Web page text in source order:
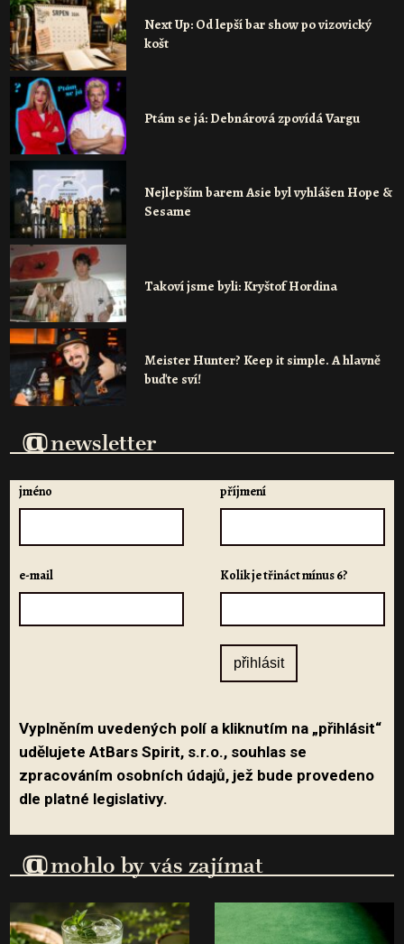
Next Up: Od lepší bar show po vizovický
košt
Ptám se já: Debnárová zpovídá Vargu
Nejlepším barem Asie byl vyhlášen Hope &
Sesame
Takoví jsme byli: Kryštof Hordina
Meister Hunter? Keep it simple. A hlavně
buďte sví!
@newsletter
jméno příjmení
e-mail Kolik je třináct mínus 6?
Vyplněním uvedených polí a kliknutím na „přihlásit“
udělujete AtBars Spirit, s.r.o., souhlas se
zpracováním osobních údajů, jež bude provedeno
dle platné legislativy.
@mohlo by vás zajímat